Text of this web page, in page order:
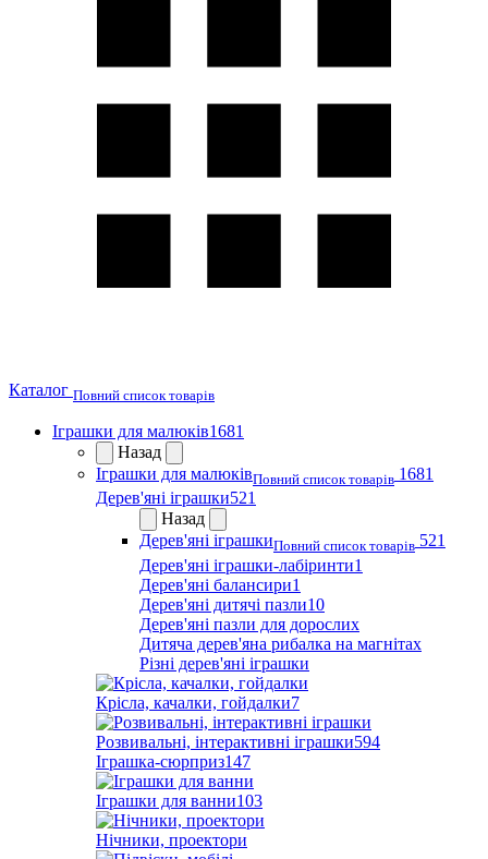
Каталог Повний список товарів
Іграшки для малюків1681
Назад
Іграшки для малюківПовний список товарів 1681
Дерев'яні іграшки521
Назад
Дерев'яні іграшкиПовний список товарів 521
Дерев'яні іграшки-лабіринти1
Дерев'яні балансири1
Дерев'яні дитячі пазли10
Дерев'яні пазли для дорослих
Дитяча дерев'яна рибалка на магнітах
Різні дерев'яні іграшки
Крісла, качалки, гойдалки7
Розвивальні, інтерактивні іграшки594
Іграшка-сюрприз147
Іграшки для ванни103
Нічники, проектори